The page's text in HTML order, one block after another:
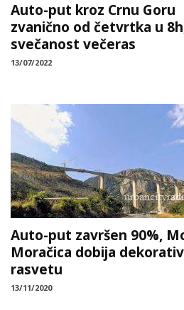
Auto-put kroz Crnu Goru
zvanično od četvrtka u
svečanost večeras
13/07/2022
Auto-put završen 90%,
Moračica dobija
rasvetu
13/11/2020